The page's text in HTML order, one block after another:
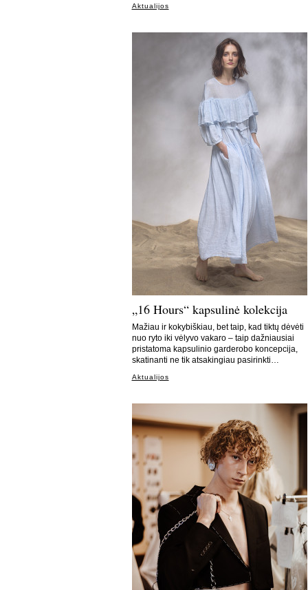
Aktualijos
„16 Hours“ kapsulinė kolekcija
Mažiau ir kokybiškiau, bet taip, kad tiktų dėvėti
nuo ryto iki vėlyvo vakaro – taip dažniausiai
pristatoma kapsulinio garderobo koncepcija,
skatinanti ne tik atsakingiau pasirinkti…
Aktualijos